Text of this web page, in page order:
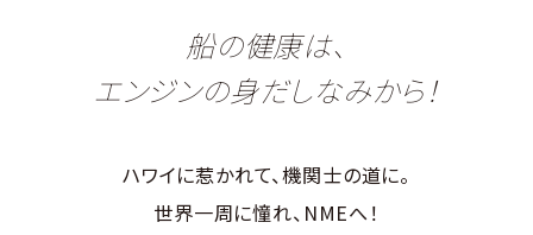
船の健康は、
エンジンの身だしなみから！
ハワイに惹かれて、機関士の道に。
世界一周に憧れ、NMEへ！